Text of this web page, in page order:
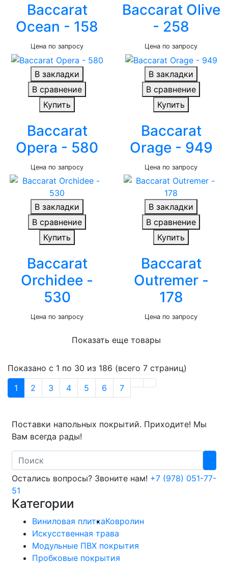
Baccarat
Ocean - 158
Цена по запросу
Baccarat Olive
- 258
Цена по запросу
В закладки
В сравнение
Купить
Baccarat
Opera - 580
Цена по запросу
В закладки
В сравнение
Купить
Baccarat
Orage - 949
Цена по запросу
В закладки
В сравнение
Купить
Baccarat
Orchidee -
530
Цена по запросу
В закладки
В сравнение
Купить
Baccarat
Outremer -
178
Цена по запросу
Показать еще товары
Показано с 1 по 30 из 186 (всего 7 страниц)
1
2 3 4 5 6 7
Поставки напольных покрытий. Приходите! Мы
Вам всегда рады!
Search
Остались вопросы? Звоните нам! +7 (978) 051-77-
51
Категории
Виниловая плиткаКовролин
Искусственная трава
Модульные ПВХ покрытия
Пробковые покрытия